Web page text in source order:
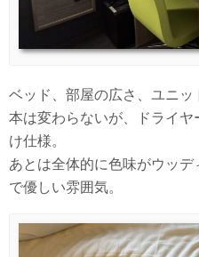
ベッド、部屋の広さ、ユニ
本は変わらないが、ドライ
け仕様。
あとは全体的に色味がウッ
で優しい雰囲気。